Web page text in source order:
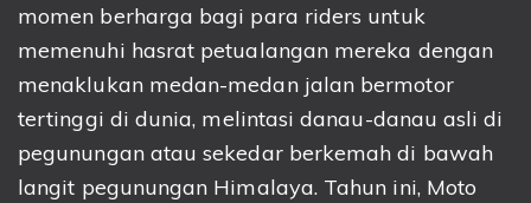
momen berharga bagi para riders untuk
memenuhi hasrat petualangan mereka dengan
menaklukan medan-medan jalan bermotor
tertinggi di dunia, melintasi danau-danau asli di
pegunungan atau sekedar berkemah di bawah
langit pegunungan Himalaya. Tahun ini, Moto